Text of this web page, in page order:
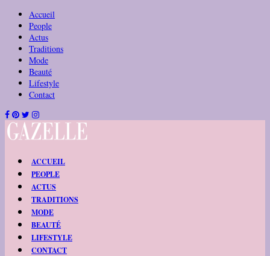
Accueil
People
Actus
Traditions
Mode
Beauté
Lifestyle
Contact
ACCUEIL
PEOPLE
ACTUS
TRADITIONS
MODE
BEAUTÉ
LIFESTYLE
CONTACT